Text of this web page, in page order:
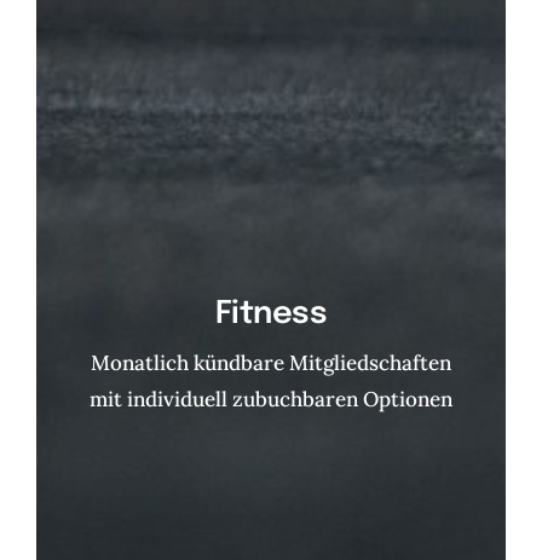
Fitness
Monatlich kündbare Mitgliedschaften
mit individuell zubuchbaren Optionen